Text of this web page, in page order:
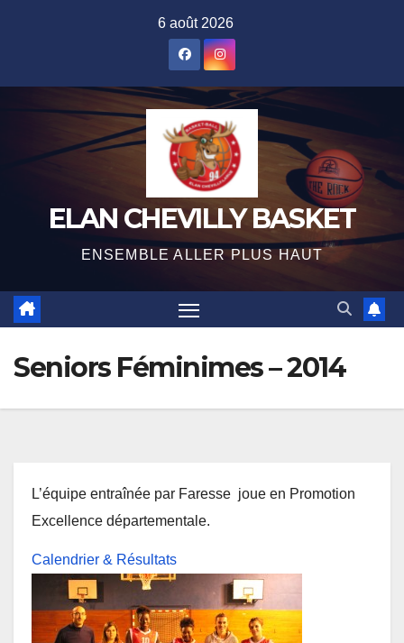
6 août 2026
ELAN CHEVILLY BASKET
ENSEMBLE ALLER PLUS HAUT
Seniors Féminimes – 2014
L’équipe entraînée par Faresse joue en Promotion
Excellence départementale.
Calendrier & Résultats